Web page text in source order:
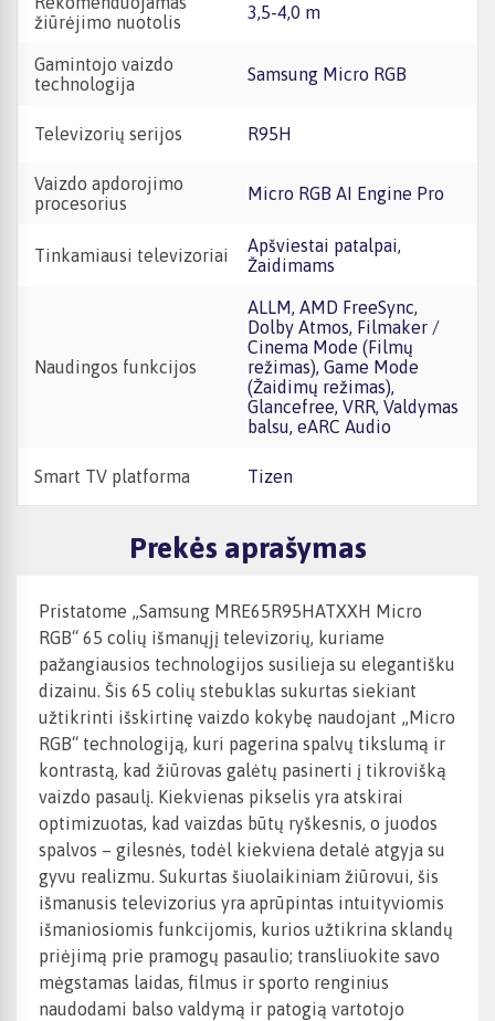
žiūrėjimo nuotolis
3,5-4,0 m
Gamintojo vaizdo
technologija
Samsung Micro RGB
Televizorių serijos R95H
Vaizdo apdorojimo
procesorius
Micro RGB AI Engine Pro
Tinkamiausi televizoriai
Apšviestai patalpai,
Žaidimams
Naudingos funkcijos
ALLM, AMD FreeSync,
Dolby Atmos, Filmaker /
Cinema Mode (Filmų
režimas), Game Mode
(Žaidimų režimas),
Glancefree, VRR, Valdymas
balsu, eARC Audio
Smart TV platforma Tizen
Prekės aprašymas
Pristatome „Samsung MRE65R95HATXXH Micro
RGB“ 65 colių išmanųjį televizorių, kuriame
pažangiausios technologijos susilieja su elegantišku
dizainu. Šis 65 colių stebuklas sukurtas siekiant
užtikrinti išskirtinę vaizdo kokybę naudojant „Micro
RGB“ technologiją, kuri pagerina spalvų tikslumą ir
kontrastą, kad žiūrovas galėtų pasinerti į tikrovišką
vaizdo pasaulį. Kiekvienas pikselis yra atskirai
optimizuotas, kad vaizdas būtų ryškesnis, o juodos
spalvos – gilesnės, todėl kiekviena detalė atgyja su
gyvu realizmu. Sukurtas šiuolaikiniam žiūrovui, šis
išmanusis televizorius yra aprūpintas intuityviomis
išmaniosiomis funkcijomis, kurios užtikrina sklandų
priėjimą prie pramogų pasaulio; transliuokite savo
mėgstamas laidas, filmus ir sporto renginius
naudodami balso valdymą ir patogią vartotojo